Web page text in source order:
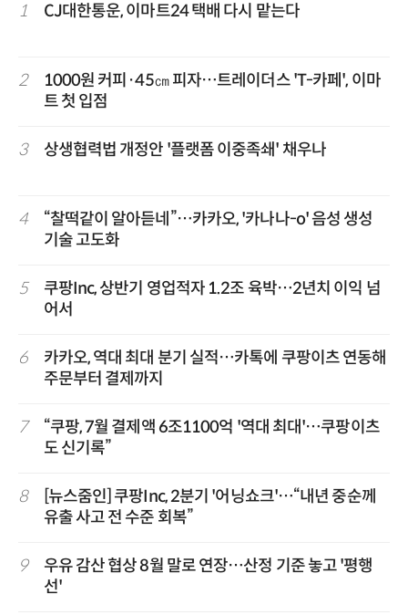
1 CJ대한통운, 이마트24 택배 다시 맡는다
2
1000원 커피·45㎝ 피자…트레이더스 'T-카페', 이마
트 첫 입점
3 상생협력법 개정안 '플랫폼 이중족쇄' 채우나
4
“찰떡같이 알아듣네”…카카오, '카나나-o' 음성 생성
기술 고도화
5
쿠팡Inc, 상반기 영업적자 1.2조 육박…2년치 이익 넘
어서
6
카카오, 역대 최대 분기 실적…카톡에 쿠팡이츠 연동해
주문부터 결제까지
7
“쿠팡, 7월 결제액 6조1100억 '역대 최대'…쿠팡이츠
도 신기록”
8
[뉴스줌인] 쿠팡Inc, 2분기 '어닝쇼크'…“내년 중순께
유출 사고 전 수준 회복”
9
우유 감산 협상 8월 말로 연장…산정 기준 놓고 '평행
선'